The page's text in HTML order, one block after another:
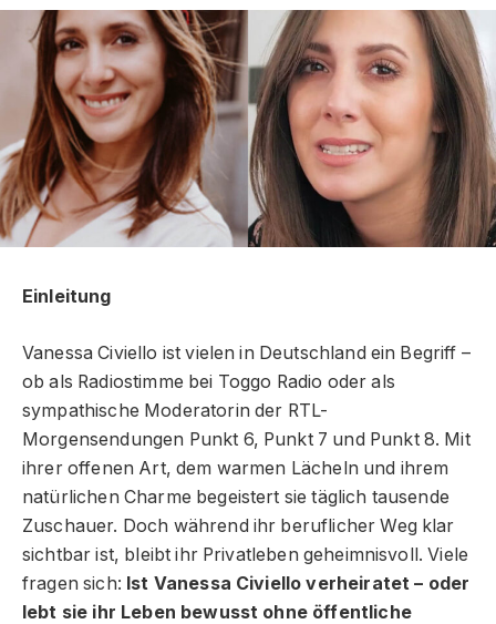
Einleitung
Vanessa Civiello ist vielen in Deutschland ein Begriff –
ob als Radiostimme bei Toggo Radio oder als
sympathische Moderatorin der RTL-
Morgensendungen Punkt 6, Punkt 7 und Punkt 8. Mit
ihrer offenen Art, dem warmen Lächeln und ihrem
natürlichen Charme begeistert sie täglich tausende
Zuschauer. Doch während ihr beruflicher Weg klar
sichtbar ist, bleibt ihr Privatleben geheimnisvoll. Viele
fragen sich: Ist Vanessa Civiello verheiratet – oder
lebt sie ihr Leben bewusst ohne öffentliche